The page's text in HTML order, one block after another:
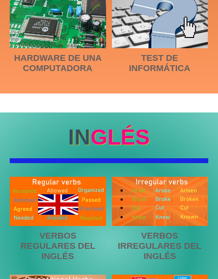
HARDWARE DE UNA
COMPUTADORA
TEST DE
INFORMÁTICA
INGLÉS
VERBOS
REGULARES DEL
INGLÉS
VERBOS
IRREGULARES DEL
INGLÉS